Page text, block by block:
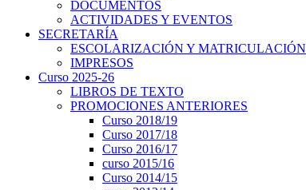
DOCUMENTOS
ACTIVIDADES Y EVENTOS
SECRETARÍA
ESCOLARIZACIÓN Y MATRICULACIÓN
IMPRESOS
Curso 2025-26
LIBROS DE TEXTO
PROMOCIONES ANTERIORES
Curso 2018/19
Curso 2017/18
Curso 2016/17
curso 2015/16
Curso 2014/15